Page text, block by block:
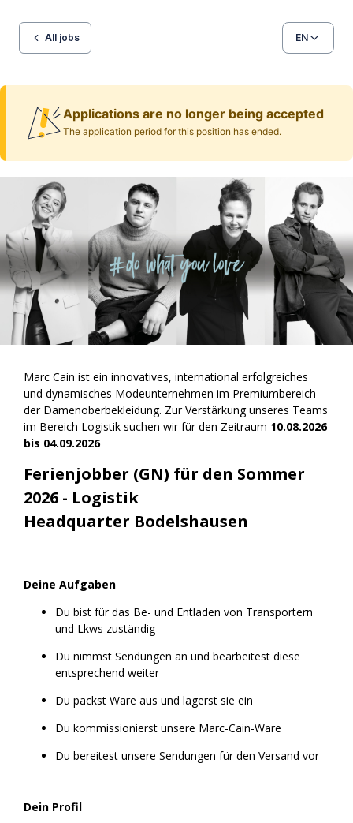
All jobs EN